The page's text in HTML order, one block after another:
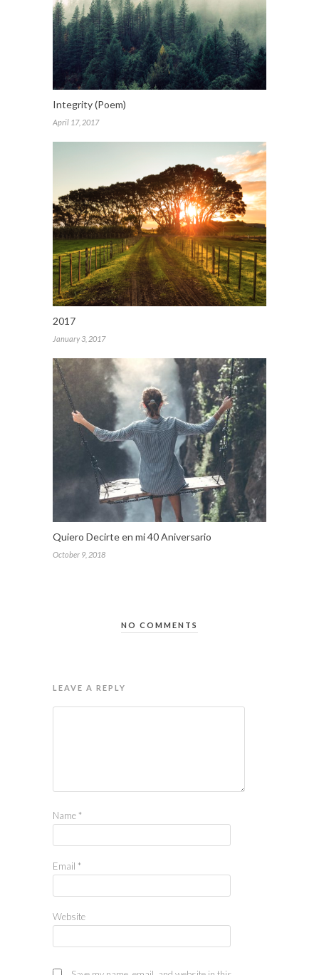
Integrity (Poem)
April 17, 2017
2017
January 3, 2017
Quiero Decirte en mi 40 Aniversario
October 9, 2018
NO COMMENTS
LEAVE A REPLY
Name *
Email *
Website